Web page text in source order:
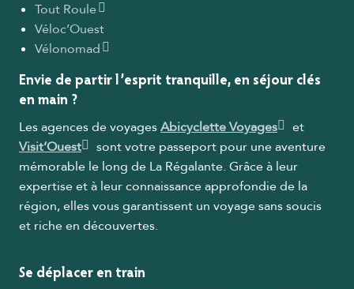
Tout Roule
Véloc’Ouest
Vélonomad
Envie de partir l’esprit tranquille, en séjour clés
en main ?
Les agences de voyagesAbicyclette Voyages
et
Visit’Ouest
sont votre passeport pour une aventure
mémorable le long de La Régalante. Grâce à leur
expertise et à leur connaissance approfondie de la
région, elles vous garantissent un voyage sans soucis
et riche en découvertes.
Se déplacer en train